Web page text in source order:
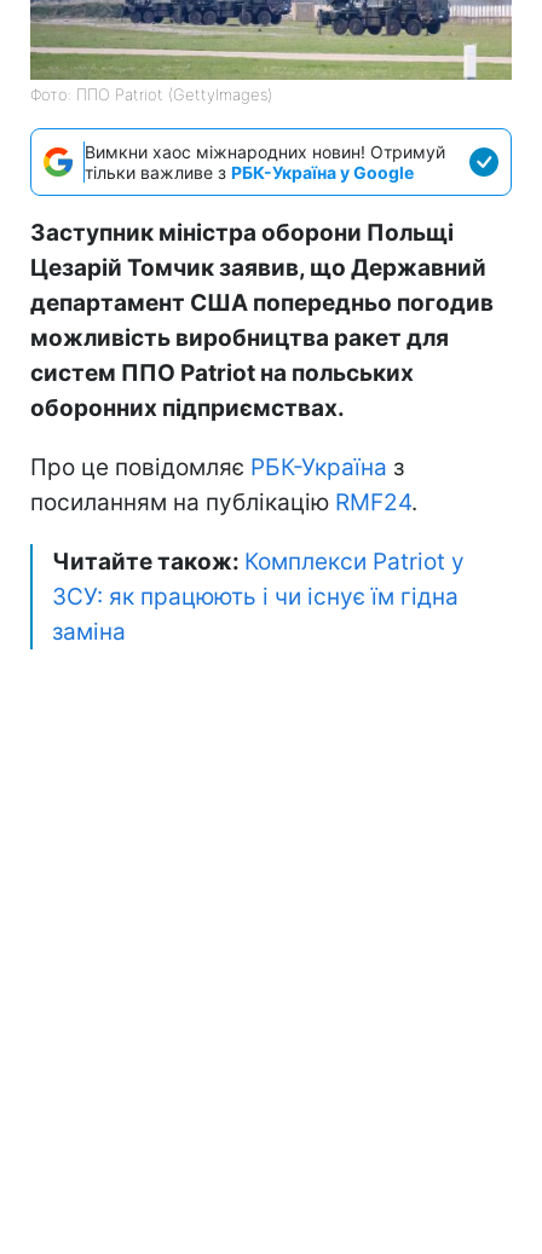
Фото: ППО Patriot (GettyImages)
Вимкни хаос міжнародних новин! Отримуй
тільки важливе з РБК-Україна у Google
Заступник міністра оборони Польщі
Цезарій Томчик заявив, що Державний
департамент США попередньо погодив
можливість виробництва ракет для
систем ППО Patriot на польських
оборонних підприємствах.
Про це повідомляє РБК-Україна з
посиланням на публікацію RMF24.
Читайте також: Комплекси Patriot у
ЗСУ: як працюють і чи існує їм гідна
заміна